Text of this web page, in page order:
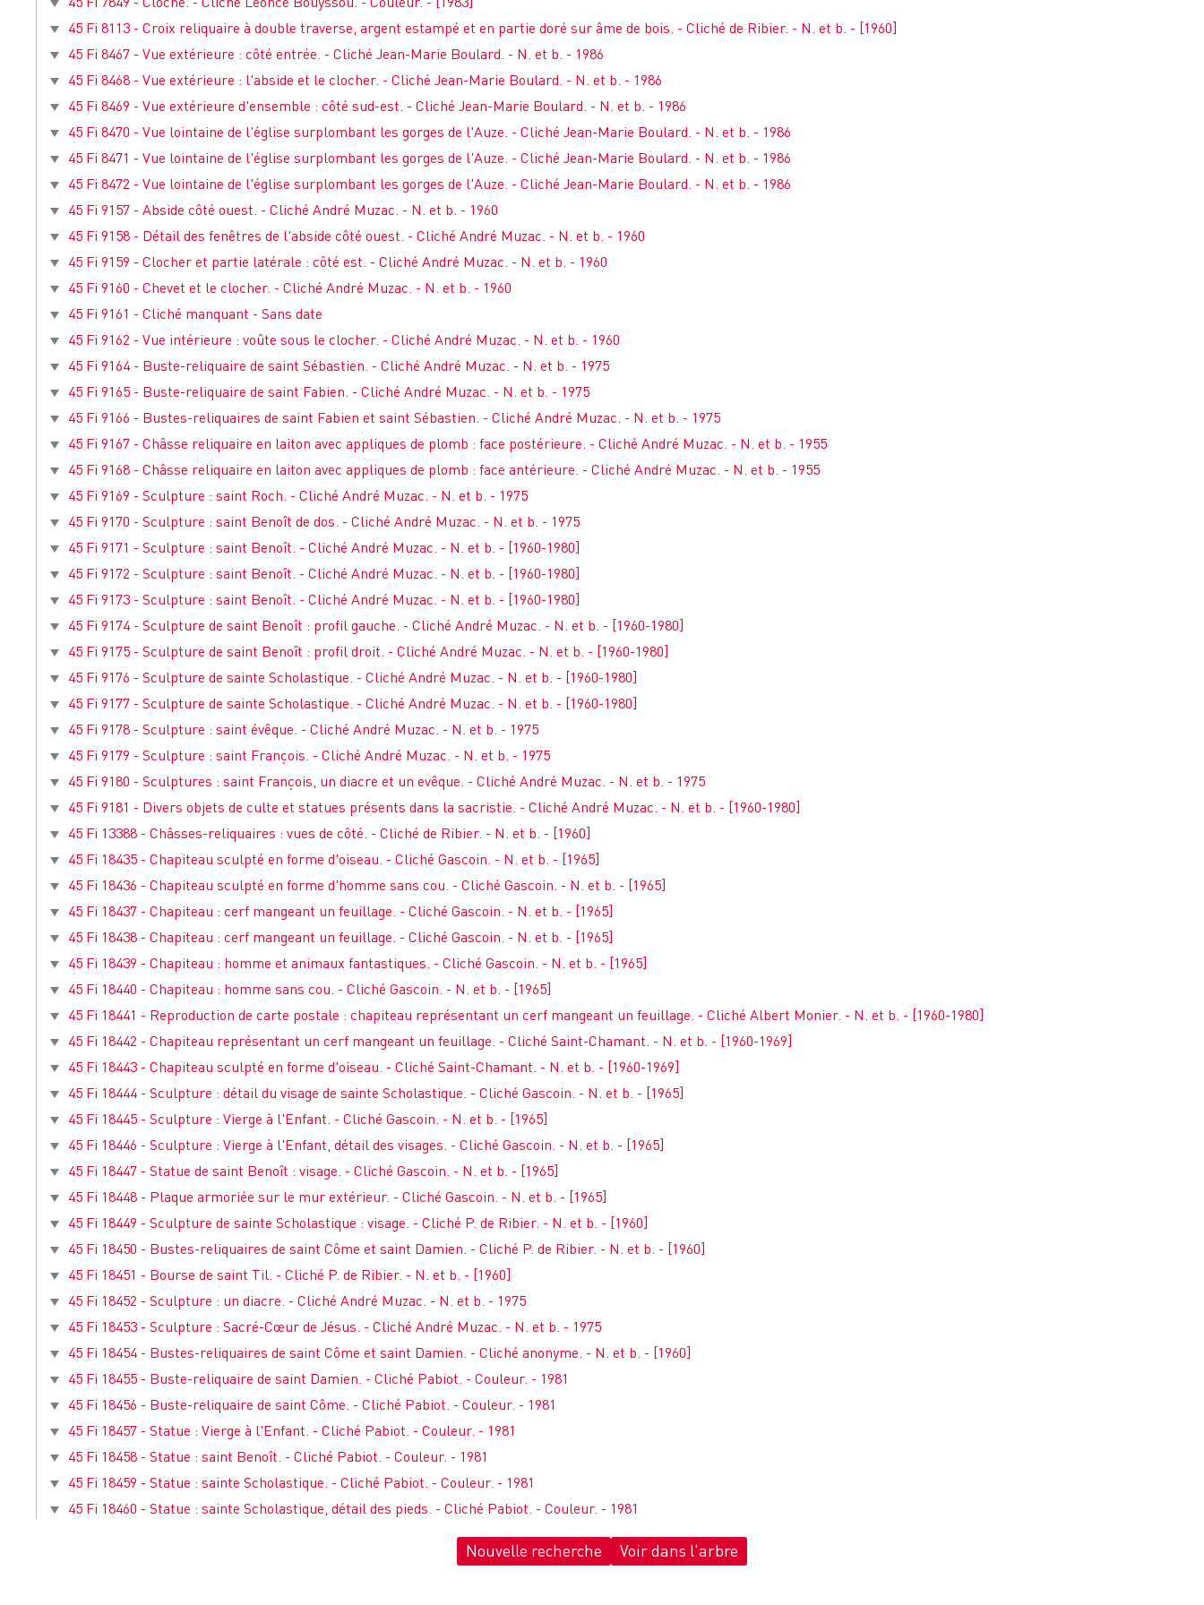
45 Fi 8113 - Croix reliquaire à double traverse, argent estampé et en partie doré sur âme de bois. - Cliché de Ribier. - N. et b. - [1960]
45 Fi 8467 - Vue extérieure : côté entrée. - Cliché Jean-Marie Boulard. - N. et b. - 1986
45 Fi 8468 - Vue extérieure : l'abside et le clocher. - Cliché Jean-Marie Boulard. - N. et b. - 1986
45 Fi 8469 - Vue extérieure d'ensemble : côté sud-est. - Cliché Jean-Marie Boulard. - N. et b. - 1986
45 Fi 8470 - Vue lointaine de l'église surplombant les gorges de l'Auze. - Cliché Jean-Marie Boulard. - N. et b. - 1986
45 Fi 8471 - Vue lointaine de l'église surplombant les gorges de l'Auze. - Cliché Jean-Marie Boulard. - N. et b. - 1986
45 Fi 8472 - Vue lointaine de l'église surplombant les gorges de l'Auze. - Cliché Jean-Marie Boulard. - N. et b. - 1986
45 Fi 9157 - Abside côté ouest. - Cliché André Muzac. - N. et b. - 1960
45 Fi 9158 - Détail des fenêtres de l'abside côté ouest. - Cliché André Muzac. - N. et b. - 1960
45 Fi 9159 - Clocher et partie latérale : côté est. - Cliché André Muzac. - N. et b. - 1960
45 Fi 9160 - Chevet et le clocher. - Cliché André Muzac. - N. et b. - 1960
45 Fi 9161 - Cliché manquant - Sans date
45 Fi 9162 - Vue intérieure : voûte sous le clocher. - Cliché André Muzac. - N. et b. - 1960
45 Fi 9164 - Buste-reliquaire de saint Sébastien. - Cliché André Muzac. - N. et b. - 1975
45 Fi 9165 - Buste-reliquaire de saint Fabien. - Cliché André Muzac. - N. et b. - 1975
45 Fi 9166 - Bustes-reliquaires de saint Fabien et saint Sébastien. - Cliché André Muzac. - N. et b. - 1975
45 Fi 9167 - Châsse reliquaire en laiton avec appliques de plomb : face postérieure. - Cliché André Muzac. - N. et b. - 1955
45 Fi 9168 - Châsse reliquaire en laiton avec appliques de plomb : face antérieure. - Cliché André Muzac. - N. et b. - 1955
45 Fi 9169 - Sculpture : saint Roch. - Cliché André Muzac. - N. et b. - 1975
45 Fi 9170 - Sculpture : saint Benoît de dos. - Cliché André Muzac. - N. et b. - 1975
45 Fi 9171 - Sculpture : saint Benoît. - Cliché André Muzac. - N. et b. - [1960-1980]
45 Fi 9172 - Sculpture : saint Benoît. - Cliché André Muzac. - N. et b. - [1960-1980]
45 Fi 9173 - Sculpture : saint Benoît. - Cliché André Muzac. - N. et b. - [1960-1980]
45 Fi 9174 - Sculpture de saint Benoît : profil gauche. - Cliché André Muzac. - N. et b. - [1960-1980]
45 Fi 9175 - Sculpture de saint Benoît : profil droit. - Cliché André Muzac. - N. et b. - [1960-1980]
45 Fi 9176 - Sculpture de sainte Scholastique. - Cliché André Muzac. - N. et b. - [1960-1980]
45 Fi 9177 - Sculpture de sainte Scholastique. - Cliché André Muzac. - N. et b. - [1960-1980]
45 Fi 9178 - Sculpture : saint évêque. - Cliché André Muzac. - N. et b. - 1975
45 Fi 9179 - Sculpture : saint François. - Cliché André Muzac. - N. et b. - 1975
45 Fi 9180 - Sculptures : saint François, un diacre et un evêque. - Cliché André Muzac. - N. et b. - 1975
45 Fi 9181 - Divers objets de culte et statues présents dans la sacristie. - Cliché André Muzac. - N. et b. - [1960-1980]
45 Fi 13388 - Châsses-reliquaires : vues de côté. - Cliché de Ribier. - N. et b. - [1960]
45 Fi 18435 - Chapiteau sculpté en forme d'oiseau. - Cliché Gascoin. - N. et b. - [1965]
45 Fi 18436 - Chapiteau sculpté en forme d'homme sans cou. - Cliché Gascoin. - N. et b. - [1965]
45 Fi 18437 - Chapiteau : cerf mangeant un feuillage. - Cliché Gascoin. - N. et b. - [1965]
45 Fi 18438 - Chapiteau : cerf mangeant un feuillage. - Cliché Gascoin. - N. et b. - [1965]
45 Fi 18439 - Chapiteau : homme et animaux fantastiques. - Cliché Gascoin. - N. et b. - [1965]
45 Fi 18440 - Chapiteau : homme sans cou. - Cliché Gascoin. - N. et b. - [1965]
45 Fi 18441 - Reproduction de carte postale : chapiteau représentant un cerf mangeant un feuillage. - Cliché Albert Monier. - N. et b. - [1960-1980]
45 Fi 18442 - Chapiteau représentant un cerf mangeant un feuillage. - Cliché Saint-Chamant. - N. et b. - [1960-1969]
45 Fi 18443 - Chapiteau sculpté en forme d'oiseau. - Cliché Saint-Chamant. - N. et b. - [1960-1969]
45 Fi 18444 - Sculpture : détail du visage de sainte Scholastique. - Cliché Gascoin. - N. et b. - [1965]
45 Fi 18445 - Sculpture : Vierge à l'Enfant. - Cliché Gascoin. - N. et b. - [1965]
45 Fi 18446 - Sculpture : Vierge à l'Enfant, détail des visages. - Cliché Gascoin. - N. et b. - [1965]
45 Fi 18447 - Statue de saint Benoît : visage. - Cliché Gascoin. - N. et b. - [1965]
45 Fi 18448 - Plaque armoriée sur le mur extérieur. - Cliché Gascoin. - N. et b. - [1965]
45 Fi 18449 - Sculpture de sainte Scholastique : visage. - Cliché P. de Ribier. - N. et b. - [1960]
45 Fi 18450 - Bustes-reliquaires de saint Côme et saint Damien. - Cliché P. de Ribier. - N. et b. - [1960]
45 Fi 18451 - Bourse de saint Til. - Cliché P. de Ribier. - N. et b. - [1960]
45 Fi 18452 - Sculpture : un diacre. - Cliché André Muzac. - N. et b. - 1975
45 Fi 18453 - Sculpture : Sacré-Cœur de Jésus. - Cliché André Muzac. - N. et b. - 1975
45 Fi 18454 - Bustes-reliquaires de saint Côme et saint Damien. - Cliché anonyme. - N. et b. - [1960]
45 Fi 18455 - Buste-reliquaire de saint Damien. - Cliché Pabiot. - Couleur. - 1981
45 Fi 18456 - Buste-reliquaire de saint Côme. - Cliché Pabiot. - Couleur. - 1981
45 Fi 18457 - Statue : Vierge à l'Enfant. - Cliché Pabiot. - Couleur. - 1981
45 Fi 18458 - Statue : saint Benoît. - Cliché Pabiot. - Couleur. - 1981
45 Fi 18459 - Statue : sainte Scholastique. - Cliché Pabiot. - Couleur. - 1981
45 Fi 18460 - Statue : sainte Scholastique, détail des pieds. - Cliché Pabiot. - Couleur. - 1981
Nouvelle recherche Voir dans l'arbre